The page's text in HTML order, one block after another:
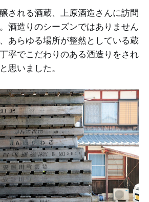
される酒蔵、上原酒造さんに訪問
酒造りのシーズンではありません
あらゆる場所が整然としている蔵
寧でこだわりのある酒造りをされ
思いました。